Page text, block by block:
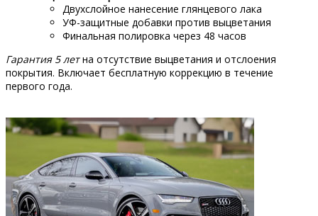
Двухслойное нанесение глянцевого лака
УФ-защитные добавки против выцветания
Финальная полировка через 48 часов
Гарантия 5 летна отсутствие выцветания и отслоения
покрытия. Включает бесплатную коррекцию в течение
первого года.